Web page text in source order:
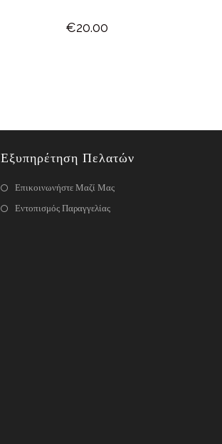
€20.00
Εξυπηρέτηση Πελατών
Επικοινωνήστε Μαζί Μας
Εντοπισμός Παραγγελίας